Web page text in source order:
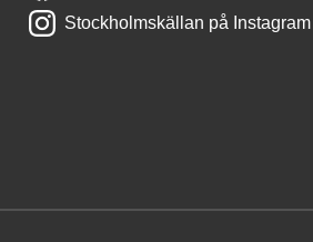
Stockholmskällan på Instagram